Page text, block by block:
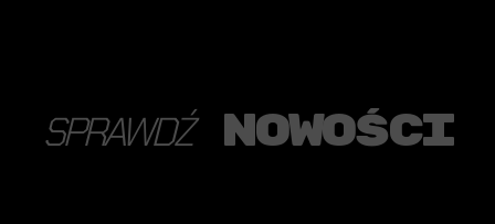
SPRAWDŹ nowości